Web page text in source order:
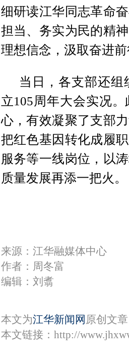
细研读江华同志革命
担当、务实为民的精
理想信念，汲取奋进
当日，各支部还
立105周年大会实况
心，有效凝聚了支部
把红色基因转化成履
服务等一线岗位，以
质量发展再添一把火。
来源：江华融媒体中心
作者：周冬富
编辑：刘翥
本文为江华新闻网 原创文
本文链接： http://